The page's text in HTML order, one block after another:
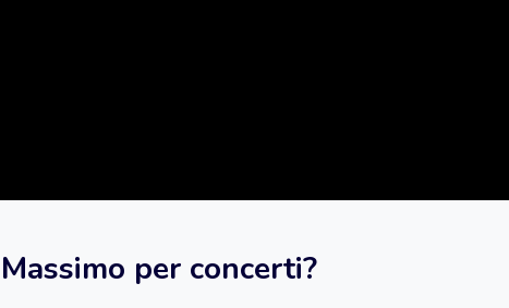
per concerti?